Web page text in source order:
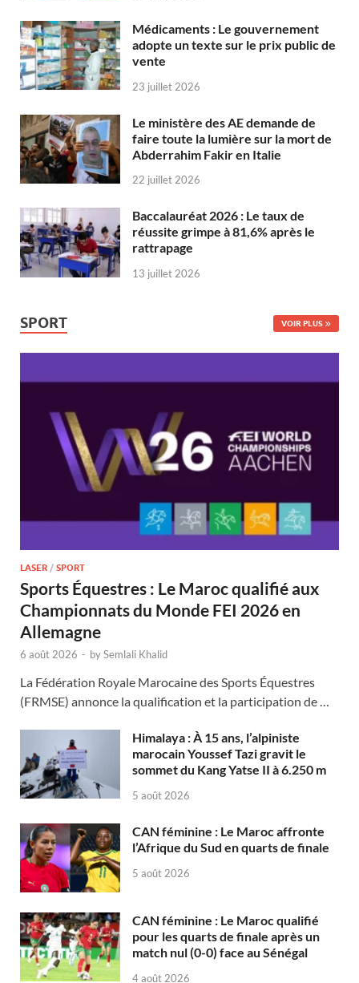
Médicaments : Le gouvernement
adopte un texte sur le prix public de
vente
23 juillet 2026
Le ministère des AE demande de
faire toute la lumière sur la mort de
Abderrahim Fakir en Italie
22 juillet 2026
Baccalauréat 2026 : Le taux de
réussite grimpe à 81,6% après le
rattrapage
13 juillet 2026
SPORT VOIR PLUS
LASER / SPORT
Sports Équestres : Le Maroc qualifié aux
Championnats du Monde FEI 2026 en
Allemagne
6 août 2026 - bySemlali Khalid
La Fédération Royale Marocaine des Sports Équestres
(FRMSE) annonce la qualification et la participation de …
Himalaya : À 15 ans, l’alpiniste
marocain Youssef Tazi gravit le
sommet du Kang Yatse II à 6.250 m
5 août 2026
CAN féminine : Le Maroc affronte
l’Afrique du Sud en quarts de finale
5 août 2026
CAN féminine : Le Maroc qualifié
pour les quarts de finale après un
match nul (0-0) face au Sénégal
4 août 2026